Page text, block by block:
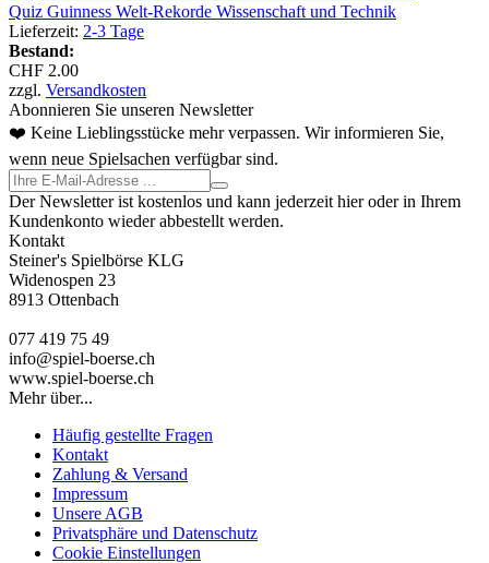
Quiz Guinness Welt-Rekorde Wissenschaft und Technik
Lieferzeit: 2-3 Tage
Bestand:
CHF 2.00
zzgl. Versandkosten
Abonnieren Sie unseren Newsletter
❤️ Keine Lieblingsstücke mehr verpassen. Wir informieren Sie,
wenn neue Spielsachen verfügbar sind.
Der Newsletter ist kostenlos und kann jederzeit hier oder in Ihrem
Kundenkonto wieder abbestellt werden.
Kontakt
Steiner's Spielbörse KLG
Widenospen 23
8913 Ottenbach
077 419 75 49
info@spiel-boerse.ch
www.spiel-boerse.ch
Mehr über...
Häufig gestellte Fragen
Kontakt
Zahlung & Versand
Impressum
Unsere AGB
Privatsphäre und Datenschutz
Cookie Einstellungen